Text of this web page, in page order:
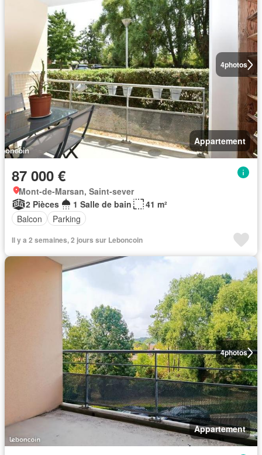
4photos
Appartement
87 000 €
Mont-de-Marsan, Saint-sever
2 Pièces
1 Salle de bain
41 m²
Balcon
Parking
Il y a 2 semaines, 2 jours sur Leboncoin
4photos
Appartement